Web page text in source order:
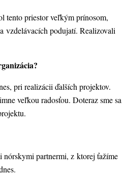
tento priestor veľkým prínosom,
vzdelávacích podujatí. Realizovali
pri realizácii ďalších projektov.
veľkou radosťou. Doteraz sme sa
nórskymi partnermi, z ktorej ťažíme